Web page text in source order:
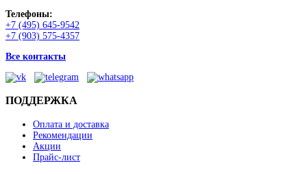
Телефоны:
+7 (495) 645-9542
+7 (903) 575-4357
Все контакты
ПОДДЕРЖКА
Оплата и доставка
Рекомендации
Акции
Прайс-лист